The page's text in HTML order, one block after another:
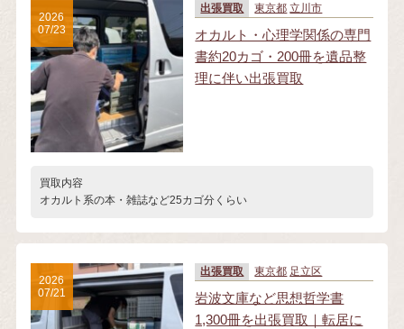
出張買取 東京都 立川市
オカルト・心理学関係の専門
書約20カゴ・200冊を遺品整
理に伴い出張買取
買取内容
オカルト系の本・雑誌など25カゴ分くらい
2026
07/23
出張買取 東京都 足立区
岩波文庫など思想哲学書
1,300冊を出張買取｜転居に
2026
07/21